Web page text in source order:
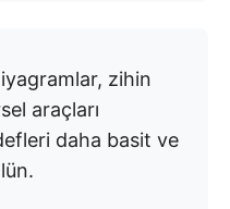
zihin
araçları
daha basit ve